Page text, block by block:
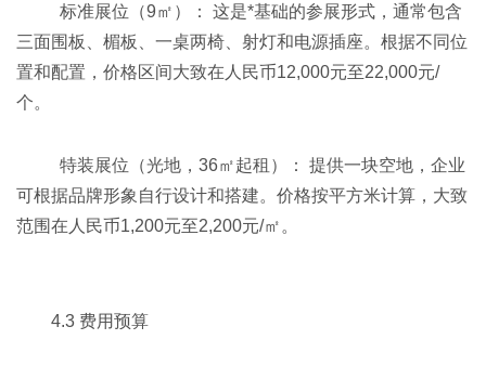
标准展位（9㎡）： 这是*基础的参展形式，通常包含
三面围板、楣板、一桌两椅、射灯和电源插座。根据不同位
置和配置，价格区间大致在人民币12,000元至22,000元/
个。
特装展位（光地，36㎡起租）： 提供一块空地，企业
可根据品牌形象自行设计和搭建。价格按平方米计算，大致
范围在人民币1,200元至2,200元/㎡。
4.3 费用预算